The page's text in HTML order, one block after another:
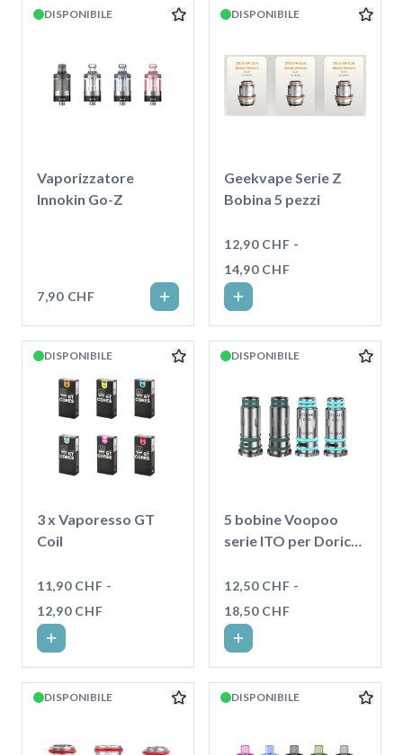
DISPONIBILE
Vaporizzatore
Innokin Go-Z
7,90 CHF
DISPONIBILE
Geekvape Serie Z
Bobina 5 pezzi
12,90 CHF -
14,90 CHF
DISPONIBILE
3 x Vaporesso GT
Coil
11,90 CHF -
12,90 CHF
DISPONIBILE
5 bobine Voopoo
serie ITO per Doric
12,50 CHF -
18,50 CHF
DISPONIBILE DISPONIBILE